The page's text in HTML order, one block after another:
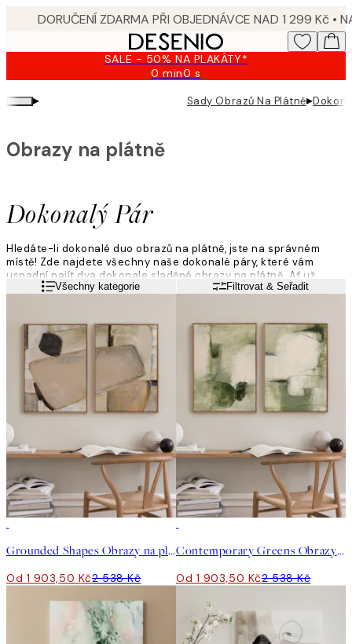
SALE - 50% NA PLAKÁTY*
0 min0 s
Platné
do:
2026-
▸ Sady Obrazů Na Plátně▸
Dokonalý Pár
Obrazy na plátně
Hledáte-li dokonalé duo obrazů na plátně, jste na správném
místě! Zde najdete všechny naše dokonalé páry, které vám
usnadní najít dva dokonale sladěné obrazy na plátně. Ať už
chcete minimalistické duo v tlumených neutrálních tónech,
Přečtěte si víceVšechny kategorie Filtrovat & Seřadit
Grounded Shapes Obrazy na plátně Duo
Od 1 903,50 Kč2 538 Kč
Contemporary Greens Obrazy na plátně Duo
Od 1 903,50 Kč2 538 Kč